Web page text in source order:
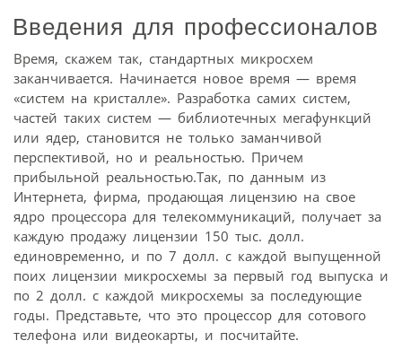
Введения для профессионалов
Время, скажем так, стандартных микросхем
заканчивается. Начинается новое время — время
«систем на кристалле». Разработка самих систем,
частей таких систем — библиотечных мегафункций
или ядер, становится не только заманчивой
перспективой, но и реальностью. Причем
прибыльной реальностью.Так, по данным из
Интернета, фирма, продающая лицензию на свое
ядро процессора для телекоммуникаций, получает за
каждую продажу лицензии 150 тыс. долл.
единовременно, и по 7 долл. с каждой выпущенной
поих лицензии микросхемы за первый год выпуска и
по 2 долл. с каждой микросхемы за последующие
годы. Представьте, что это процессор для сотового
телефона или видеокарты, и посчитайте.